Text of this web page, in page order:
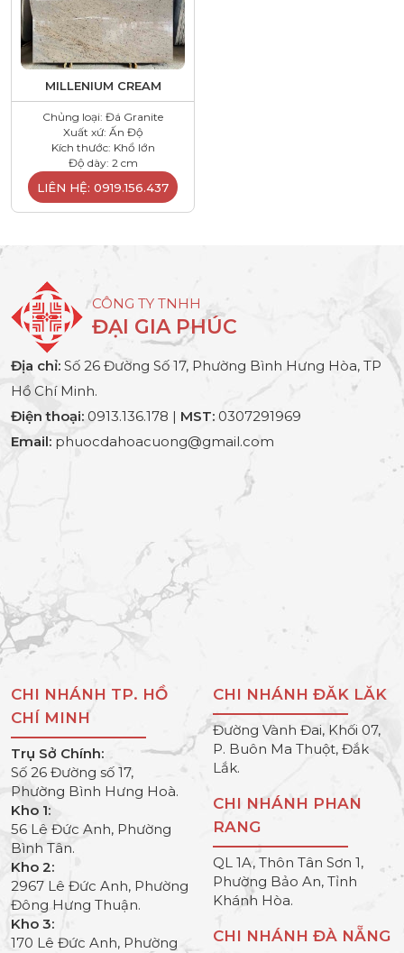
MILLENIUM CREAM
Chủng loại: Đá Granite
Xuất xứ: Ấn Độ
Kích thước: Khổ lớn
Độ dày: 2 cm
LIÊN HỆ: 0919.156.437
CÔNG TY TNHH
ĐẠI GIA PHÚC
Địa chỉ: Số 26 Đường Số 17, Phường Bình Hưng Hòa, TP
Hồ Chí Minh.
Điện thoại: 0913.136.178 | MST: 0307291969
Email: phuocdahoacuong@gmail.com
CHI NHÁNH TP. HỒ
CHÍ MINH
Trụ Sở Chính:
Số 26 Đường số 17,
Phường Bình Hưng Hoà.
Kho 1:
56 Lê Đức Anh, Phường
Bình Tân.
Kho 2:
2967 Lê Đức Anh, Phường
Đông Hưng Thuận.
Kho 3:
170 Lê Đức Anh, Phường
CHI NHÁNH ĐĂK LĂK
Đường Vành Đai, Khối 07,
P. Buôn Ma Thuột, Đắk
Lắk.
CHI NHÁNH PHAN
RANG
QL 1A, Thôn Tân Sơn 1,
Phường Bảo An, Tỉnh
Khánh Hòa.
CHI NHÁNH ĐÀ NẴNG